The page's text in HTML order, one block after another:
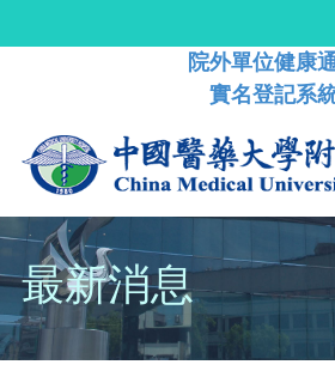
院外單位健康
實名登記系
最新消息